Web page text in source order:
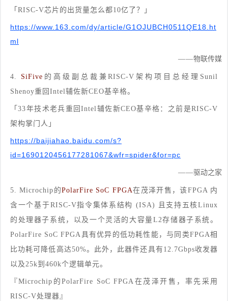
「RISC-V芯片的出货量怎么都10亿了？」
https://www.163.com/dy/article/G1OJUBCH0511QE18.ht
ml
——物联传媒
4. SiFive 的高级副总裁兼RISC-V架构项目总经理Sunil
Shenoy重回Intel辅佐新CEO基辛格。
「33年技术老兵重回Intel辅佐新CEO基辛格：之前是RISC-V
架构掌门人」
https://baijiahao.baidu.com/s?
id=1690120456177281067&wfr=spider&for=pc
——驱动之家
5. Microchip的PolarFire SoC FPGA在茂泽开售，该FPGA 内
含一个基于RISC-V指令集体系结构 (ISA) 且支持五核Linux
的处理器子系统，以及一个灵活的大容量L2存储器子系统。
PolarFire SoC FPGA具有优异的低功耗性能，与同类FPGA相
比功耗可降低高达50%。此外，此器件还具有12.7Gbps收发器
以及25k到460k个逻辑单元。
『Microchip的PolarFire SoC FPGA在茂泽开售，率先采用
RISC-V处理器』